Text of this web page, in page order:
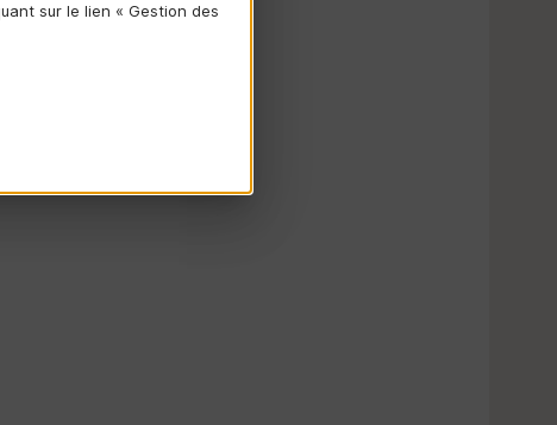
sur le lien « Gestion des